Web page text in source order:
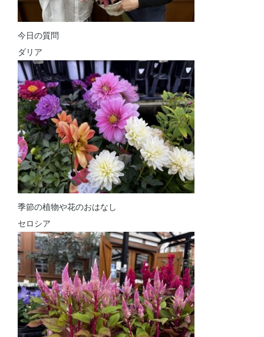
今日の質問
ダリア
季節の植物や花のおはなし
セロシア